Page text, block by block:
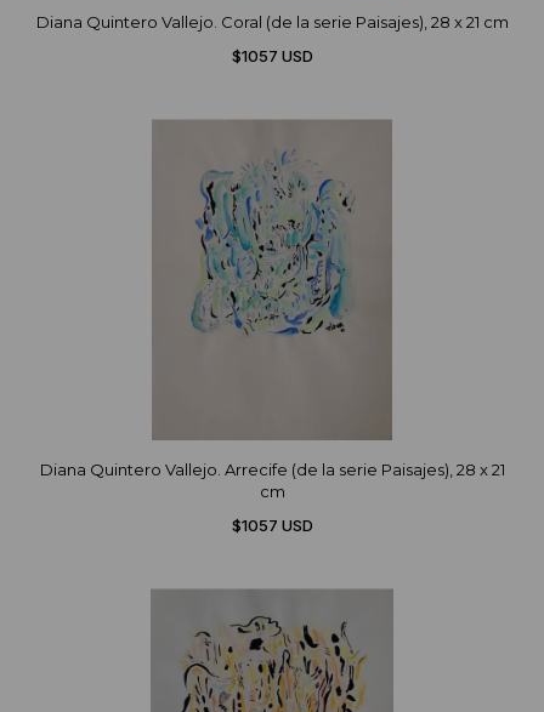
Diana Quintero Vallejo. Coral (de la serie Paisajes), 28 x 21 cm
$1057 USD
Diana Quintero Vallejo. Arrecife (de la serie Paisajes), 28 x 21
cm
$1057 USD